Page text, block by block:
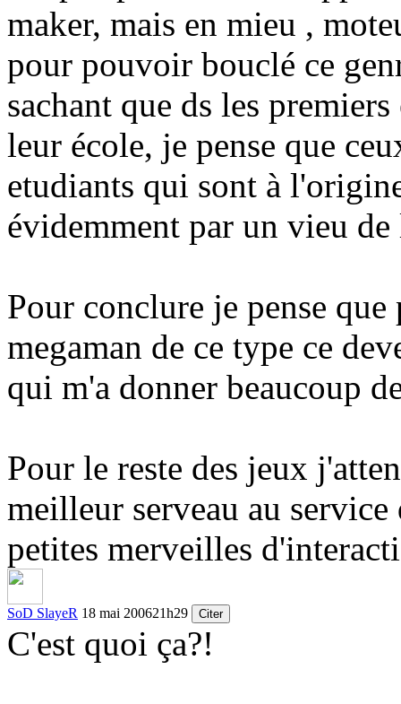
maker, mais en mieu ,
pour pouvoir bouclé ce
sachant que ds les
leur école, je pense que
etudiants qui sont à
évidemment par un vieu
Pour conclure je pense
megaman de ce type ce
qui m'a donner beaucoup
Pour le reste des jeux
meilleur serveau au
petites merveilles
SoD SlayeR 18 mai 200621h29 Citer
C'est quoi ça?!